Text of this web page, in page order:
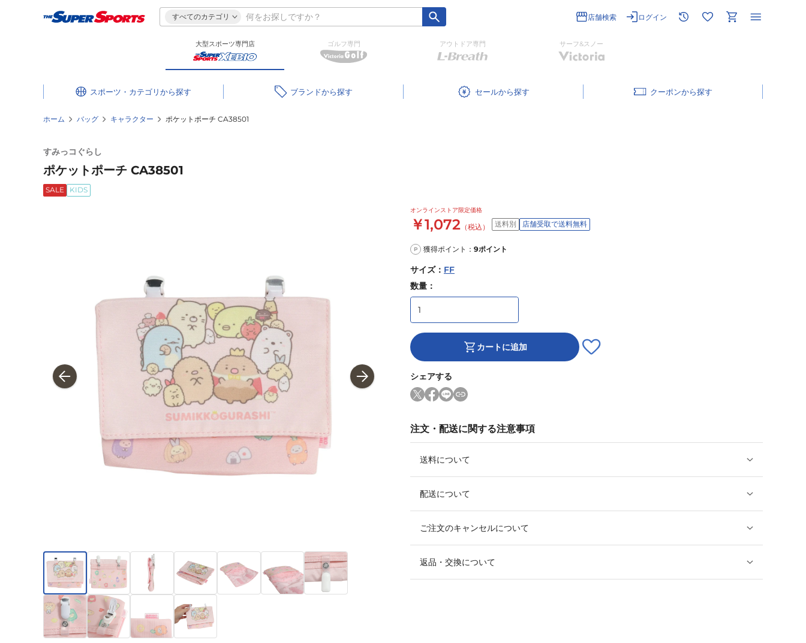
すべてのカテゴリ 店舗検索 ログイン
大型スポーツ専門店 ゴルフ専門 アウトドア専門 サーフ&スノー
スポーツ・カテゴリ ブランド セール クーポン
ホーム バッグ キャラクター ポケットポーチ CA38501
すみっコぐらし
ポケットポーチ CA38501
SALE KIDS
オンラインストア限定価格
￥1,072 （税込） 送料別 店舗受取で送料無料
P 獲得ポイント： 9ポイント
サイズ： FF
数量：
カートに追加
シェアする
注文・配送に関する注意事項
送料について
配送について
ご注文のキャンセルについて
返品・交換について